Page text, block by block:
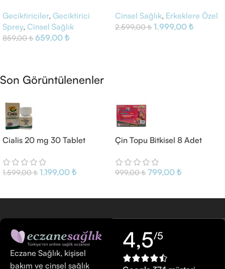
Geciktiriciler, Geciktirici
Sprey, Cinsel Sağlık
859,00₺ 659,00 ₺
Cinsel Sağlık, Erkeklere Özel
2.599,00₺ 1.999,00 ₺
Son Görüntülenenler
Cialis 20 mg 30 Tablet
1.599,00₺ 1.199,00 ₺
Çin Topu Bitkisel 8 Adet
999,00₺ 799,00 ₺
Eczane Sağlık, kişisel
bakım ve cinsel sağlık
4,5/5